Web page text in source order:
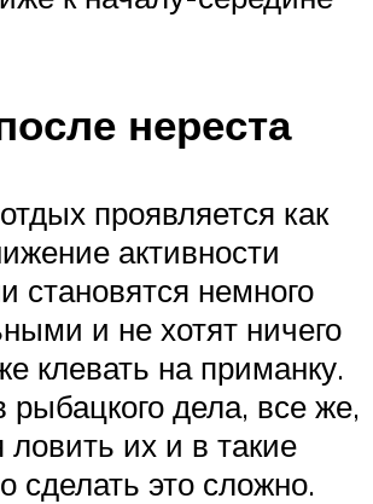
нереста
проявляется как
активности
становятся немного
и не хотят ничего
клевать на приманку.
рыбацкого дела, все же,
ловить их и в такие
сделать это сложно.